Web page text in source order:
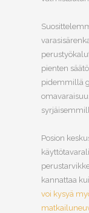
pienten
pidemmillä
Posion
kannattaa
voi kysyä